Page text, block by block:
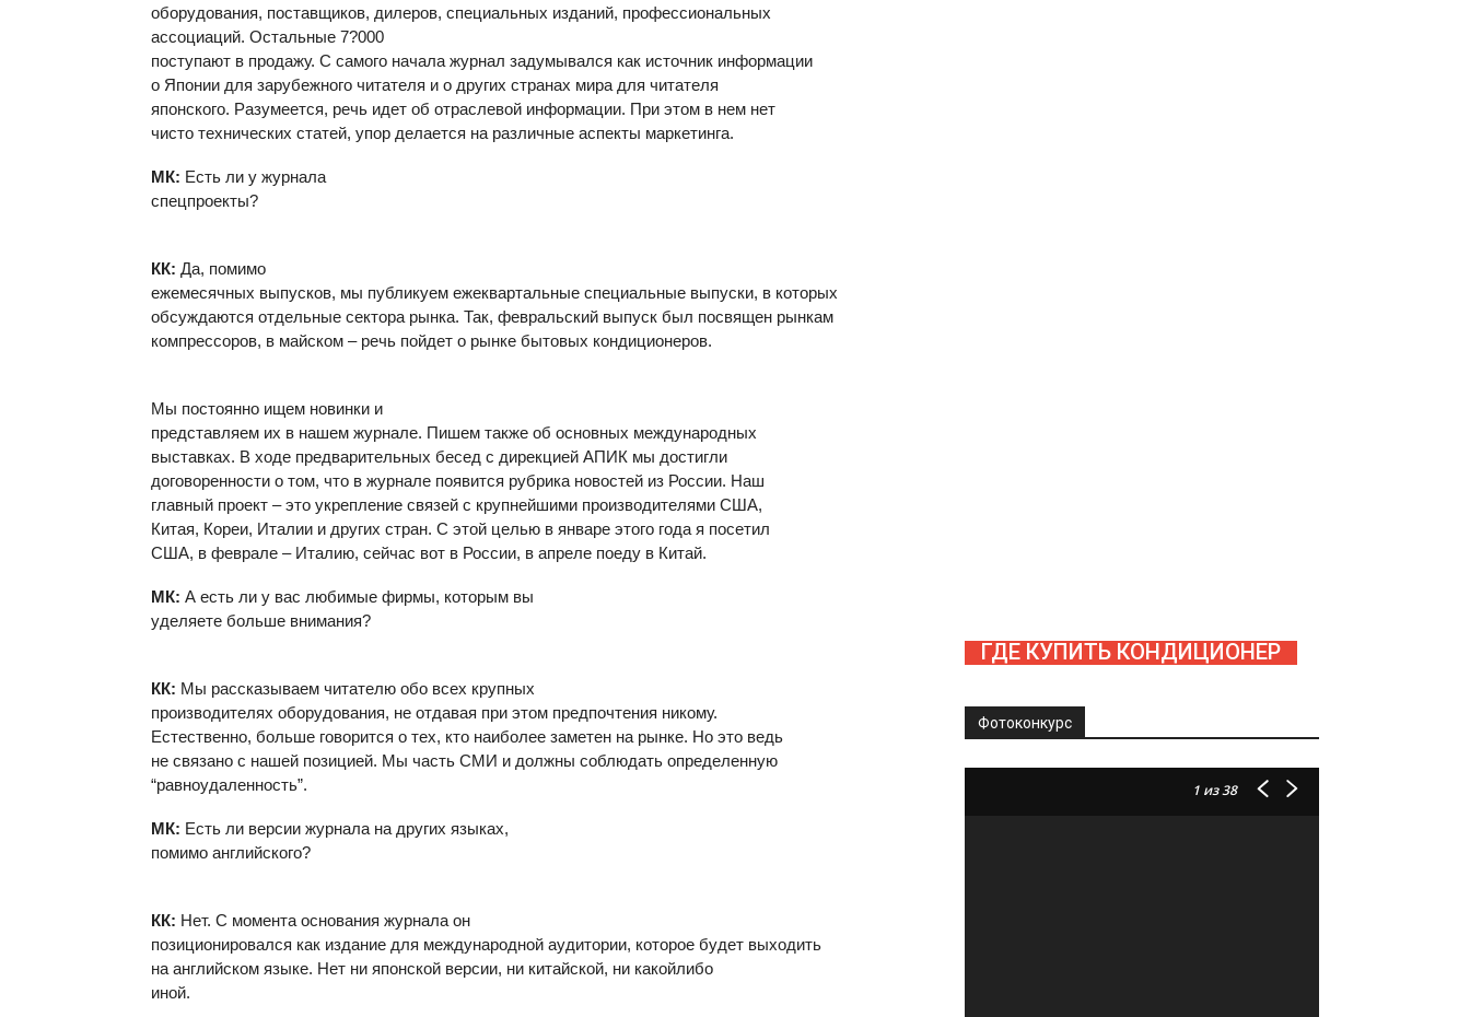
оборудования, поставщиков, дилеров, специальных изданий, профессиональных
ассоциаций. Остальные 7?000
поступают в продажу. С самого начала журнал задумывался как источник информации
о Японии для зарубежного читателя и о других странах мира для читателя
японского. Разумеется, речь идет об отраслевой информации. При этом в нем нет
чисто технических статей, упор делается на различные аспекты маркетинга.
МК: Есть ли у журнала
спецпроекты?
КК: Да, помимо
ежемесячных выпусков, мы публикуем ежеквартальные специальные выпуски, в которых
обсуждаются отдельные сектора рынка. Так, февральский выпуск был посвящен рынкам
компрессоров, в майском – речь пойдет о рынке бытовых кондиционеров.
Мы постоянно ищем новинки и
представляем их в нашем журнале. Пишем также об основных международных
выставках. В ходе предварительных бесед с дирекцией АПИК мы достигли
договоренности о том, что в журнале появится рубрика новостей из России. Наш
главный проект – это укрепление связей с крупнейшими производителями США,
Китая, Кореи, Италии и других стран. С этой целью в январе этого года я посетил
США, в феврале – Италию, сейчас вот в России, в апреле поеду в Китай.
МК: А есть ли у вас любимые фирмы, которым вы
уделяете больше внимания?
КК: Мы рассказываем читателю обо всех крупных
производителях оборудования, не отдавая при этом предпочтения никому.
Естественно, больше говорится о тех, кто наиболее заметен на рынке. Но это ведь
не связано с нашей позицией. Мы часть СМИ и должны соблюдать определенную
“равноудаленность”.
МК: Есть ли версии журнала на других языках,
помимо английского?
КК: Нет. С момента основания журнала он
позиционировался как издание для международной аудитории, которое будет выходить
на английском языке. Нет ни японской версии, ни китайской, ни какой­либо
иной.
ГДЕ КУПИТЬ КОНДИЦИОНЕР
Фотоконкурс
1 из 38